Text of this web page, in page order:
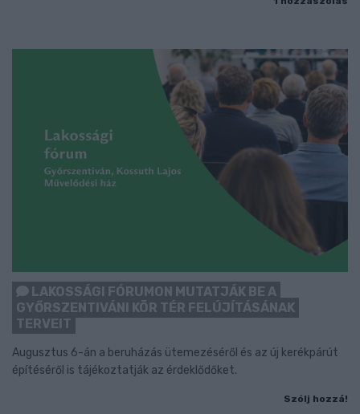
LAKOSSÁGI FÓRUMON MUTATJÁK BE A
GYŐRSZENTIVÁNI KÖR TÉR FELÚJÍTÁSÁNAK
TERVEIT
Augusztus 6-án a beruházás ütemezéséről és az új kerékpárút
építéséről is tájékoztatják az érdeklődőket.
Szólj hozzá!